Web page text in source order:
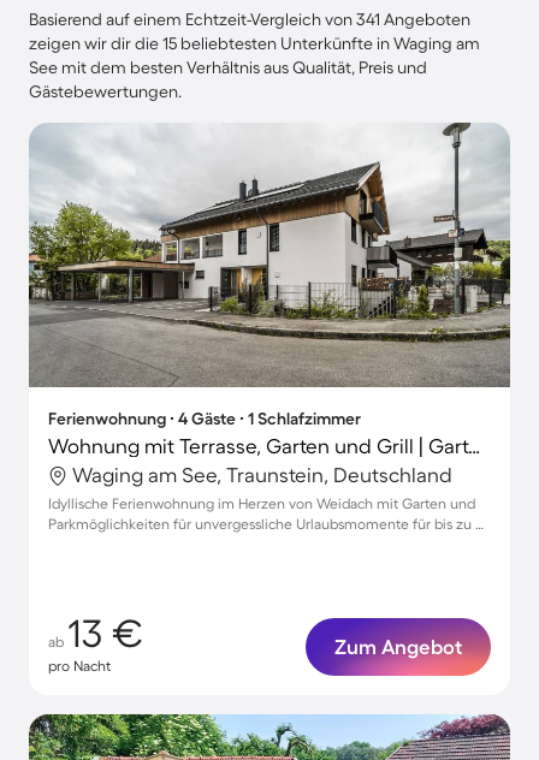
Basierend auf einem Echtzeit-Vergleich von 341 Angeboten
zeigen wir dir die 15 beliebtesten Unterkünfte in Waging am
See mit dem besten Verhältnis aus Qualität, Preis und
Gästebewertungen.
Ferienwohnung ∙ 4 Gäste ∙ 1 Schlafzimmer
Wohnung mit Terrasse, Garten und Grill | Gartenblick
Waging am See, Traunstein, Deutschland
Idyllische Ferienwohnung im Herzen von Weidach mit Garten und
Parkmöglichkeiten für unvergessliche Urlaubsmomente für bis zu 4
ab 13 €
pro Nacht
Zum Angebot